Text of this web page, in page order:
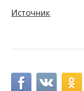
Источник